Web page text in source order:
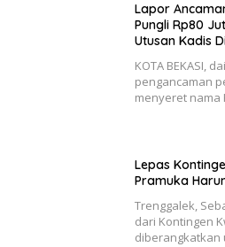
Lapor
Pungli Rp80
Utusan Kadis
KOTA BEKASI,
pengancaman
menyeret
Lepas
Pramuka
Trenggalek,
dari Kontingen
diberangkatkan